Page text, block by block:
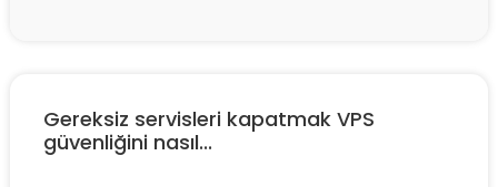
Gereksiz servisleri kapatmak VPS
güvenliğini nasıl...